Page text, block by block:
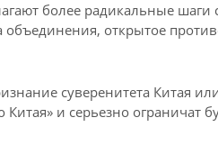
более радикальные
объединения, открытое
суверенитета Китая
Китая» и серьезно